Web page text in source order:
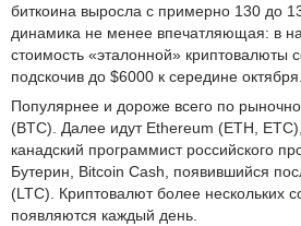
биткоина выросла с примерно 130 до
динамика не менее впечатляющая: в
стоимость «эталонной» криптовалюты
подскочив до $6000 к середине октября.
Популярнее и дороже всего по
(BTC). Далее идут Ethereum (ETH,
канадский программист российского
Бутерин, Bitcoin Cash, появившийся
(LTC). Криптовалют более нескольких
появляются каждый день.